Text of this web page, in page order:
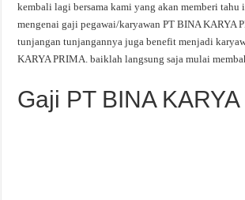
kembali lagi bersama kami yang akan memberi tahu
mengenai gaji pegawai/karyawan PT BINA KARYA
tunjangan tunjangannya juga benefit menjadi
KARYA PRIMA. baiklah langsung saja mulai
Gaji PT BINA